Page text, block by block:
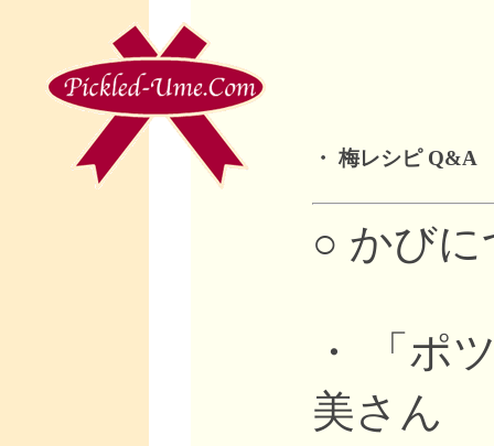
・ 梅レシピ Q&A
○ かび
・ 「ポ
美さん